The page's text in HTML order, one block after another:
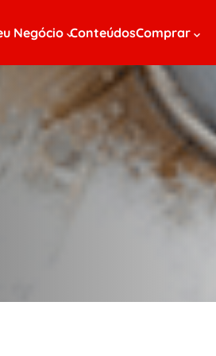
Negócio ConteúdosComprar